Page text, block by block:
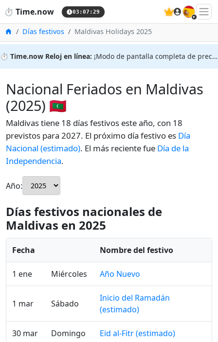
⏱️ Time.now 03:07:29 🇪🇸
InicioDías festivos Maldivas Holidays 2025
⏱️ Time.now Reloj en línea: ¡Modo de pantalla completa de precisión!
Nacional Feriados en Maldivas
(2025) 🇲🇻
Maldivas tiene 18 días festivos este año, con 18
previstos para 2027. El próximo día festivo es Día
Nacional (estimado). El más reciente fue Día de la
Independencia.
Año:
Días festivos nacionales de
Maldivas en 2025
Fecha Nombre del festivo
1 ene Miércoles Año Nuevo
1 mar Sábado
Inicio del Ramadán
(estimado)
30 mar Domingo Eid al-Fitr (estimado)